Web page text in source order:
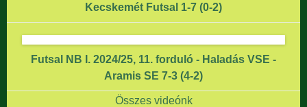
Kecskemét Futsal 1-7 (0-2)
Futsal NB I. 2024/25, 11. forduló - Haladás VSE -
Aramis SE 7-3 (4-2)
Összes videónk